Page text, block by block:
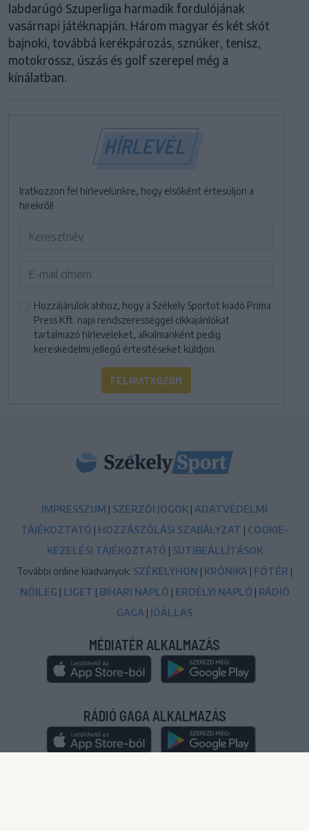
labdarúgó Szuperliga harmadik fordulójának
vasárnapi játéknapján. Három magyar és két skót
bajnoki, továbbá kerékpározás, sznúker, tenisz,
motokrossz, úszás és golf szerepel még a
kínálatban.
HÍRLEVÉL
Iratkozzon fel hírlevelünkre, hogy elsőként értesüljön a
hírekről!
Hozzájárulok ahhoz, hogy a Székely Sportot kiadó Príma
Press Kft. napi rendszerességgel cikkajánlókat
tartalmazó hírleveleket, alkalmanként pedig
kereskedelmi jellegű értesítéseket küldjön.
FELIRATKOZOM
IMPRESSZUM | SZERZŐI JOGOK | ADATVÉDELMI
TÁJÉKOZTATÓ | HOZZÁSZÓLÁSI SZABÁLYZAT | COOKIE-
KEZELÉSI TÁJÉKOZTATÓ | SÜTIBEÁLLÍTÁSOK
További online kiadványok: SZÉKELYHON | KRÓNIKA | FŐTÉR |
NŐILEG | LIGET | BIHARI NAPLÓ | ERDÉLYI NAPLÓ | RÁDIÓ
GAGA | JÓÁLLÁS
MÉDIATÉR ALKALMAZÁS
RÁDIÓ GAGA ALKALMAZÁS